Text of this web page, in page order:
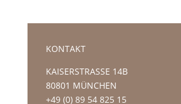
KONTAKT
KAISERSTRASSE 14B
80801 MÜNCHEN
+49 (0) 89 54 825 15